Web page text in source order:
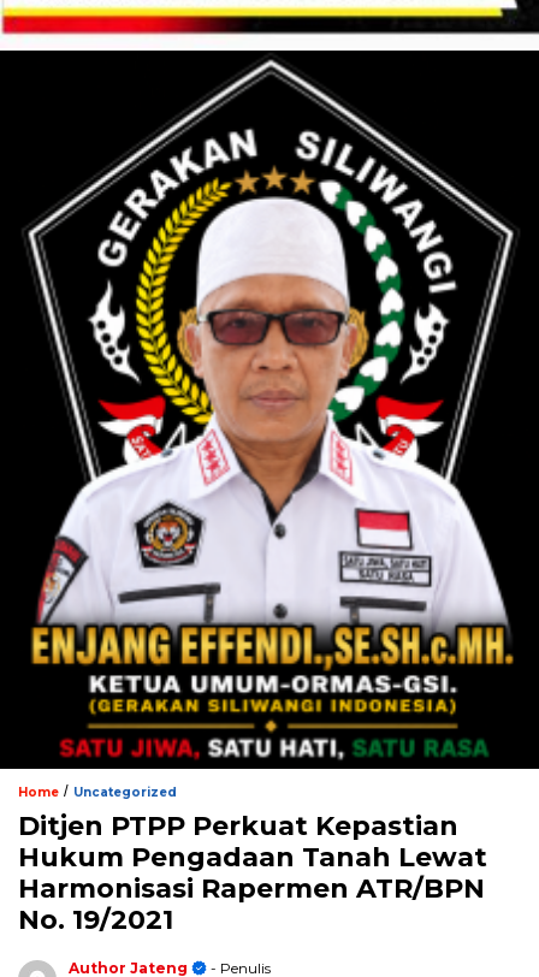
Home / Uncategorized
Ditjen PTPP Perkuat Kepastian
Hukum Pengadaan Tanah Lewat
Harmonisasi Rapermen ATR/BPN
No. 19/2021
Author Jateng - Penulis